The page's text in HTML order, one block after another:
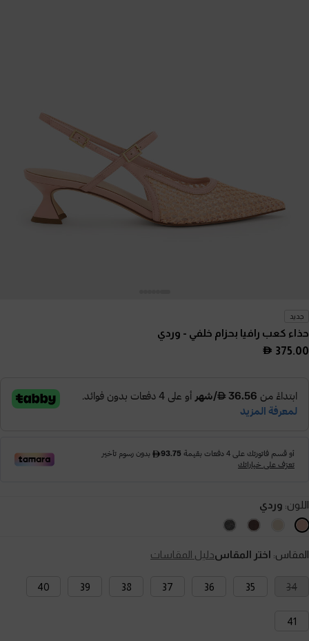
جديد
حذاء كعب رافيا بحزام خلفي - وردي
375.00
اللون: وردي
المقاس: اختر المقاسدليل المقاسات
34
35
36
37
38
39
40
41